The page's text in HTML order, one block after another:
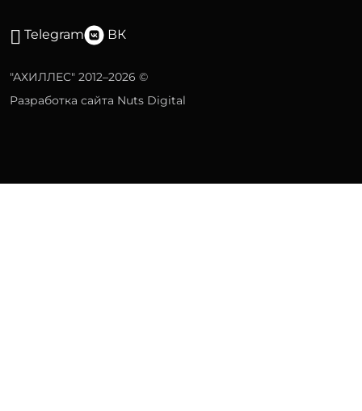
Telegram ВК
"АХИЛЛЕС" 2012–2026 ©
Разработка сайта Nuts Digital